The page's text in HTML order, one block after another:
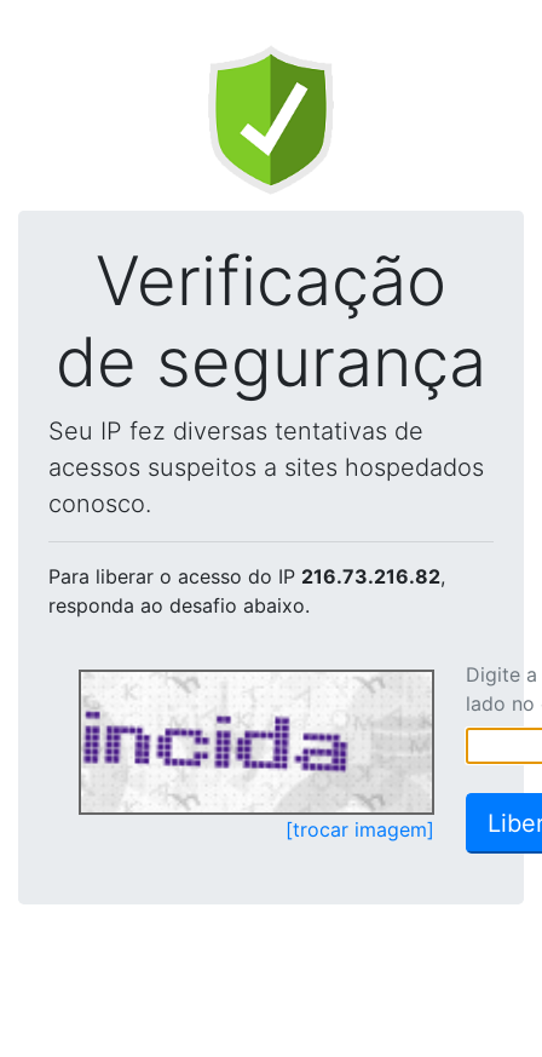
Verificação
de segurança
Seu IP fez diversas tentativas de
acessos suspeitos a sites hospedados
conosco.
Para liberar o acesso do IP 216.73.216.82,
responda ao desafio abaixo.
[trocar imagem]
Digite
lado no